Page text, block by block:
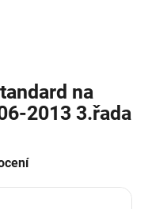
na
2013 3.řada